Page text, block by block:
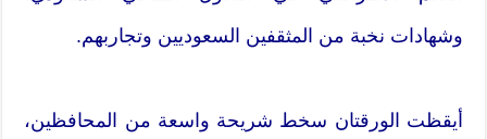
وشهادات نخبة من المثقفين السعوديين وتجاربهم.
أيقظت الورقتان سخط شريحة واسعة من المحافظين،